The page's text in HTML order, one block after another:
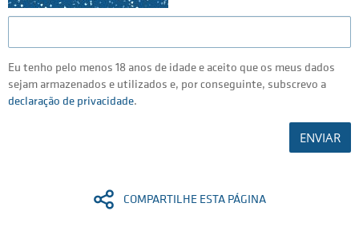
Eu tenho pelo menos 18 anos de idade e aceito que os meus dados
sejam armazenados e utilizados e, por conseguinte, subscrevo a
declaração de privacidade.
ENVIAR
COMPARTILHE ESTA PÁGINA